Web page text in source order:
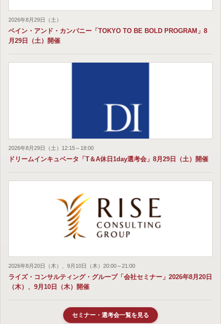
2026年8月29日（土）
ベイン・アンド・カンパニー「TOKYO TO BE BOLD PROGRAM」8
月29日（土）開催
2026年8月29日（土）12:15～18:00
ドリームインキュベータ「T＆A休日1day選考会」8月29日（土）開催
2026年8月20日（木）、9月10日（木）20:00～21:00
ライズ・コンサルティング・グループ「会社セミナー」2026年8月20日
（木）、9月10日（木）開催
セミナー・選考会一覧を見る